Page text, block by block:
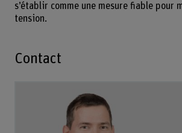
s’établir comme une mesure fiable pour
tension.
Contact